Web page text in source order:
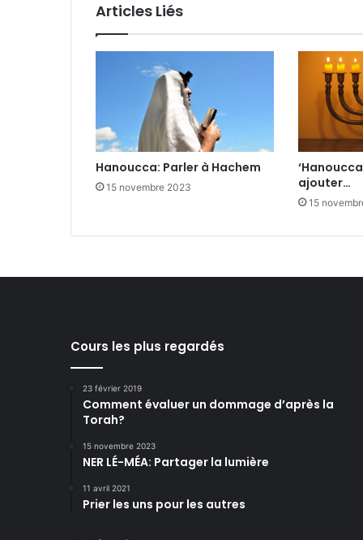
Articles Liés
Hanoucca: Parler à Hachem
15 novembre 2023
ajouter…
15
Cours les plus regardés
23 février 2019
Comment évaluer un dommage d’après la
Torah?
15 novembre 2023
NER LÉ-MÉA: Partager la lumière
11 avril 2021
Prier les uns pour les autres